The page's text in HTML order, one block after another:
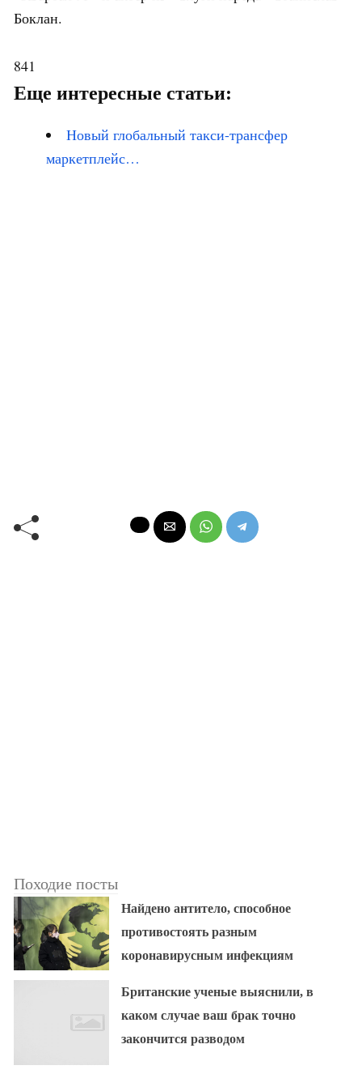
Боклан.
841
Еще интересные статьи:
Новый глобальный такси-трансфер
маркетплейс…
Походие посты
Найдено антитело, способное
противостоять разным
коронавирусным инфекциям
Британские ученые выяснили, в
каком случае ваш брак точно
закончится разводом